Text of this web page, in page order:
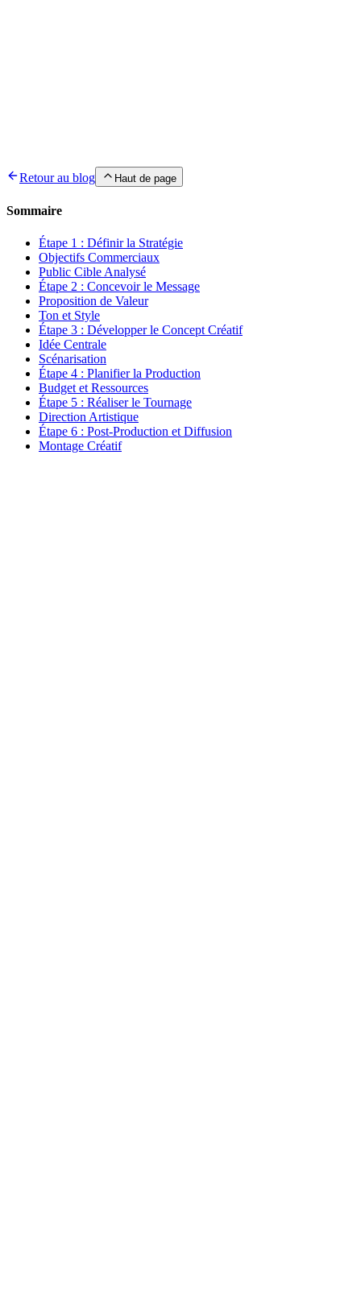
architecture moderne et performance web.
Retour au blog Haut de page
Sommaire
Étape 1 : Définir la Stratégie
Objectifs Commerciaux
Public Cible Analysé
Étape 2 : Concevoir le Message
Proposition de Valeur
Ton et Style
Étape 3 : Développer le Concept Créatif
Idée Centrale
Scénarisation
Étape 4 : Planifier la Production
Budget et Ressources
Étape 5 : Réaliser le Tournage
Direction Artistique
Étape 6 : Post-Production et Diffusion
Montage Créatif